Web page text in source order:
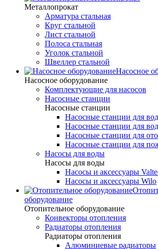
Металлопрокат
Арматура стальная
Круг стальной
Лист стальной
Полоса стальная
Уголок стальной
Швеллер стальной
Насосное
Насосное оборудование
Комплектующие для насосов
Насосные станции
Насосные станции
Насосные станции для
Насосные станции для
Насосные станции для
Насосные станции для
Насосы для воды
Насосы для воды
Насосы и аксессуары
Насосы и аксессуары Wilo
оборудование
Отопительное оборудование
Конвекторы отопления
Радиаторы отопления
Радиаторы отопления
Алюминиевые радиаторы